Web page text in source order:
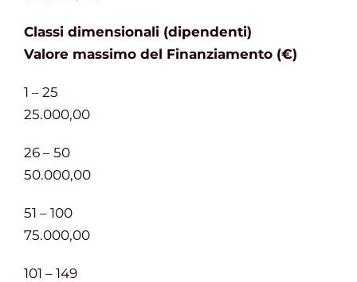
Classi dimensionali (dipendenti)
Valore massimo del Finanziamento (€)
1 – 25
25.000,00
26 – 50
50.000,00
51 – 100
75.000,00
101 – 149